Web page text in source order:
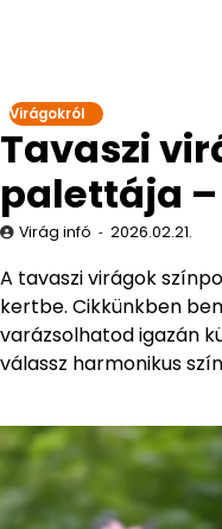
Virágokról
Tavaszi
palettája
Virág infó 2026.02.21.
A tavaszi virágok
kertbe. Cikkünkben
varázsolhatod igazán
válassz harmonikus